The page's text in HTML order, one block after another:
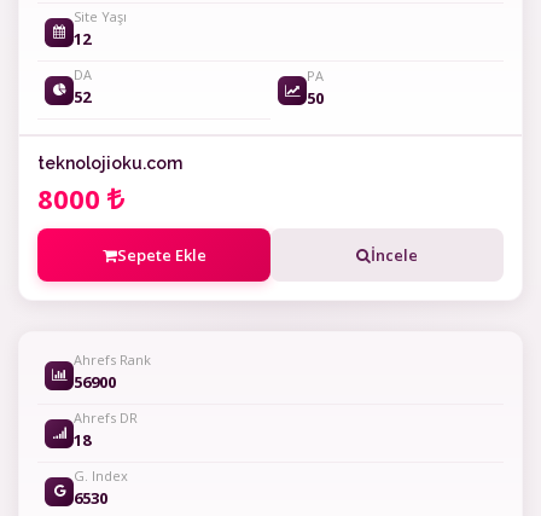
Site Yaşı
12
DA
52
PA
50
teknolojioku.com
8000
Sepete Ekle İncele
Ahrefs Rank
56900
Ahrefs DR
18
G. Index
6530